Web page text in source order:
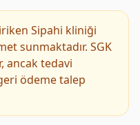
Sipahi kliniği
sunmaktadır. SGK
ancak tedavi
ödeme talep